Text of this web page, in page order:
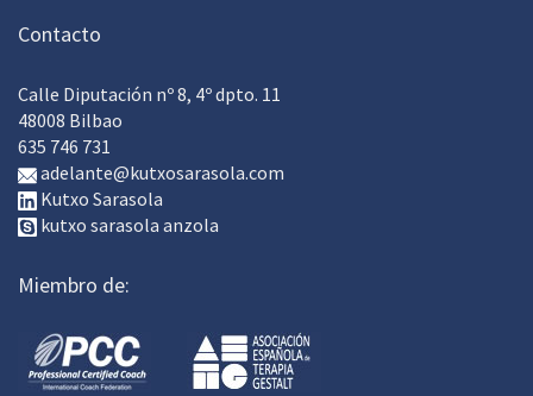
Contacto
Calle Diputación nº 8, 4º dpto. 11
48008 Bilbao
635 746 731
adelante@kutxosarasola.com
Kutxo Sarasola
kutxo sarasola anzola
Miembro de: